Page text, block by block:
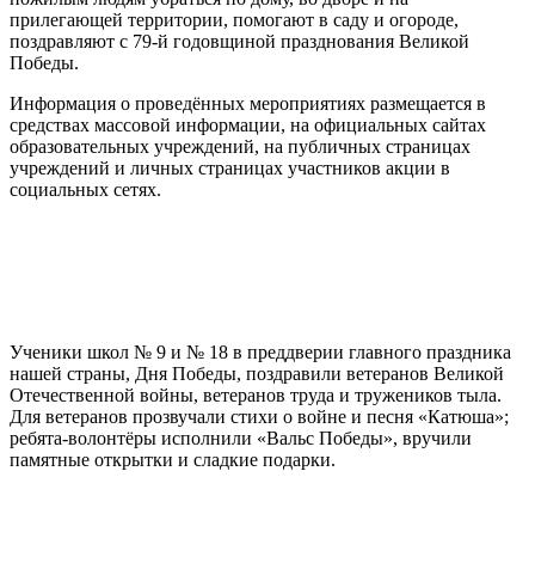
прилегающей территории, помогают в саду и огороде,
поздравляют с 79-й годовщиной празднования Великой
Победы.
Информация о проведённых мероприятиях размещается в
средствах массовой информации, на официальных сайтах
образовательных учреждений, на публичных страницах
учреждений и личных страницах участников акции в
социальных сетях.
Ученики школ № 9 и № 18 в преддверии главного праздника
нашей страны, Дня Победы, поздравили ветеранов Великой
Отечественной войны, ветеранов труда и тружеников тыла.
Для ветеранов прозвучали стихи о войне и песня «Катюша»;
ребята-волонтёры исполнили «Вальс Победы», вручили
памятные открытки и сладкие подарки.